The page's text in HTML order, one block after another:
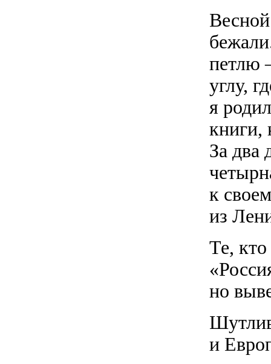
петлю
углу,
я
книги,
За два
к
из
Те,
но
и